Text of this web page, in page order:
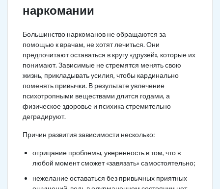
наркомании
Большинство наркоманов не обращаются за
помощью к врачам, не хотят лечиться. Они
предпочитают оставаться в кругу «друзей», которые их
понимают. Зависимые не стремятся менять свою
жизнь, прикладывать усилия, чтобы кардинально
поменять привычки. В результате увлечение
психотропными веществами длится годами, а
физическое здоровье и психика стремительно
деградируют.
Причин развития зависимости несколько:
отрицание проблемы, уверенность в том, что в
любой момент сможет «завязать» самостоятельно;
нежелание оставаться без привычных приятных